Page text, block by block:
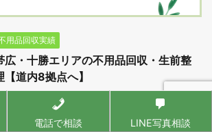
用品回収実績
広・十勝エリアの不用品回収・生前整
【道内8拠点へ】
電話で相談 LINE写真相談